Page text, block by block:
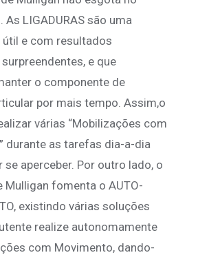
LIGADURAS são uma
e com resultados
e que
o componente de
por mais tempo. Assim,o
várias “Mobilizações com
durante as tarefas dia-a-dia
se aperceber. Por outro lado, o
Mulligan fomenta o AUTO-
existindo várias soluções
realize autonomamente
com Movimento, dando-